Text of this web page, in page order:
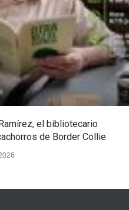
el bibliotecario
de Border Collie